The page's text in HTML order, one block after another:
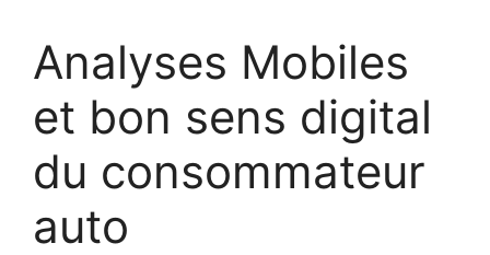
Analyses Mobiles
et bon sens digital
du consommateur
auto